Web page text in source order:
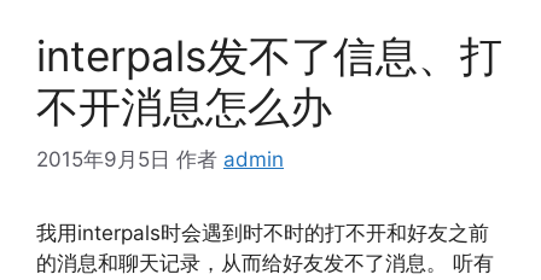
interpals发不了信息、打
不开消息怎么办
2015年9月5日 作者 admin
我用interpals时会遇到时不时的打不开和好友之前
的消息和聊天记录，从而给好友发不了消息。 听有